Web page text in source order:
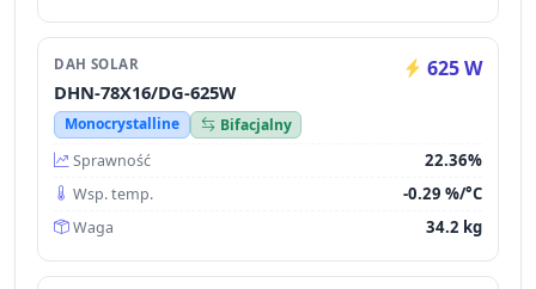
DAH SOLAR 625 W
DHN-78X16/DG-625W
Monocrystalline
Bifacjalny
Sprawność
22.36%
Wsp. temp. -0.29 %/°C
Waga 34.2 kg